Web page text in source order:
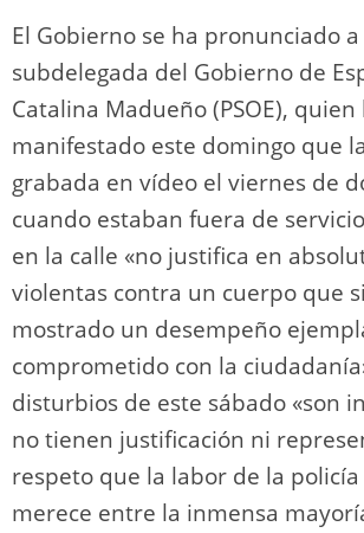
El Gobierno se ha pronunciado
subdelegada del Gobierno de
Catalina Madueño (PSOE), quien
manifestado este domingo que
grabada en vídeo el viernes de
cuando estaban fuera de
en la calle «no justifica en
violentas contra un cuerpo que
mostrado un desempeño
comprometido con la
disturbios de este sábado «son
no tienen justificación ni
respeto que la labor de la
merece entre la inmensa